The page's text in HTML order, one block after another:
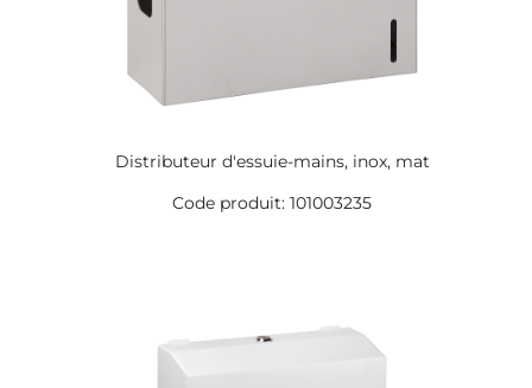
Distributeur d'essuie-mains, inox, mat
Code produit: 101003235